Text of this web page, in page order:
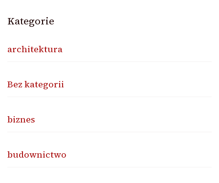
Kategorie
architektura
Bez kategorii
biznes
budownictwo